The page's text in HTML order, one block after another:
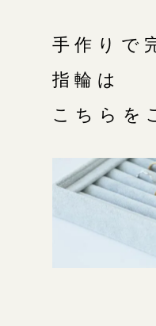
手作りで
指輪は
こちらを